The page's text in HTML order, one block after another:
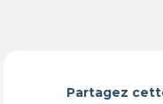
Partagez